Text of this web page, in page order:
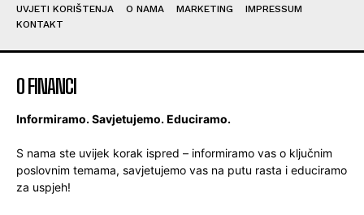
UVJETI KORIŠTENJA O NAMA MARKETING
IMPRESSUM
KONTAKT
O FINANCI
Informiramo. Savjetujemo. Educiramo.
S nama ste uvijek korak ispred – informiramo vas o ključnim
poslovnim temama, savjetujemo vas na putu rasta i educiramo
za uspjeh!